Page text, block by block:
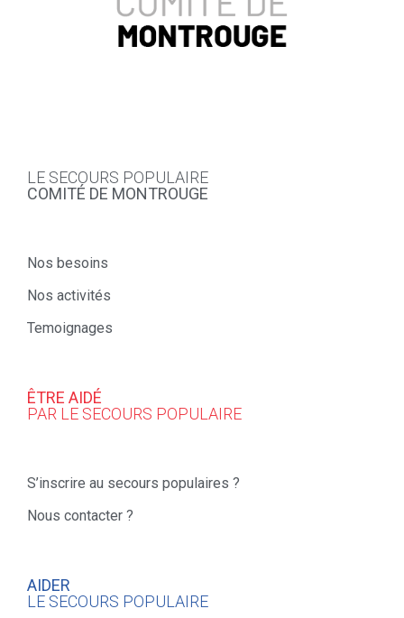
LE SECOURS POPULAIRE
COMITÉ DE MONTROUGE
Nos besoins
Nos activités
Temoignages
ÊTRE AIDÉ
PAR LE SECOURS POPULAIRE
S’inscrire au secours populaires ?
Nous contacter ?
AIDER
LE SECOURS POPULAIRE